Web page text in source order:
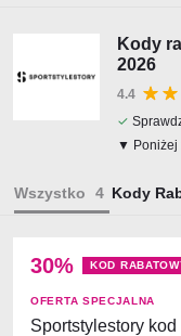
Kody
2026
4.4
✓
▼ Poniżej
Wszystko Kody
30% KOD
OFERTA SPECJALNA
Sportstylestory